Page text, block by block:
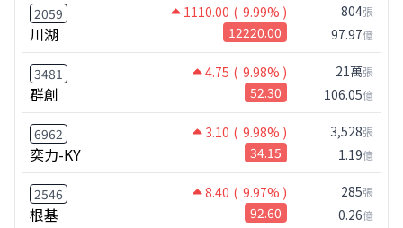
2059 1110.00 ( 9.99% )
川湖 12220.00
804張
97.97億
3481 4.75 ( 9.98% )
群創 52.30
21萬張
106.05億
6962 3.10 ( 9.98% )
奕力-KY 34.15
3,528張
1.19億
2546 8.40 ( 9.97% )
根基 92.60
285張
0.26億